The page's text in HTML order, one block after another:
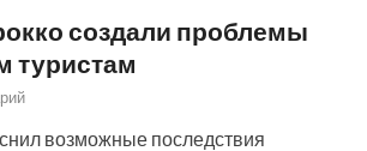
создали проблемы
туристам
возможные последствия